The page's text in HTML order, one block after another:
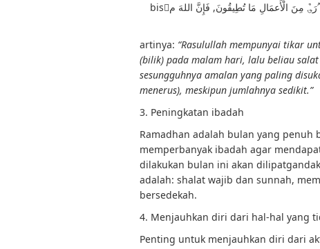
bisَلَاتِهِ حَتَّى ُرَى ُرَ؈ٌ مِنَ الْأَعمَالِ مَا تُطِيقُونَ, فَإِنَّ اللهَ م semoga Allah memberkati dia dan damai
artinya: “Rasulullah mempunyai tikar
(bilik) pada malam hari, lalu beliau
sesungguhnya amalan yang paling
menerus), meskipun jumlahnya sedikit.”
3. Peningkatan ibadah
Ramadhan adalah bulan yang
memperbanyak ibadah agar
dilakukan bulan ini akan
adalah: shalat wajib dan sunnah,
bersedekah.
4. Menjauhkan diri dari hal-hal yang
Penting untuk menjauhkan diri dari